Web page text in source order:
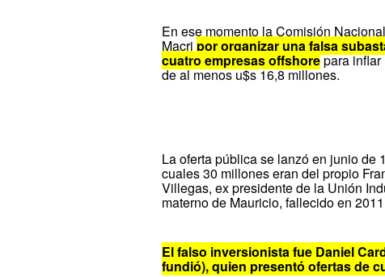
En ese momento la Comisión
Macri por organizar una falsa
cuatro empresas offshorepara inflar
de al menos u$s 16,8 millones.
La oferta pública se lanzó en junio de
cuales 30 millones eran del propio
Villegas, ex presidente de la Unión
materno de Mauricio, fallecido en
El falso inversionista fue Daniel
fundió), quien presentó ofertas de